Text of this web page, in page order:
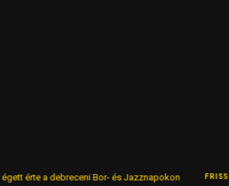
Bor- és Jazznapokon FRISSRevolut-